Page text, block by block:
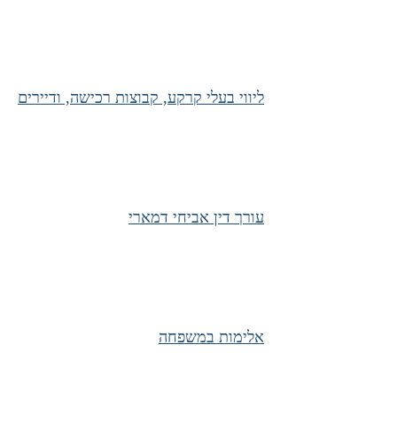
ליווי בעלי קרקע, קבוצות רכישה, ודיירים
עורך דין אביחי דמארי
אלימות במשפחה